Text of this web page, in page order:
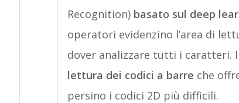
Recognition) basato sul deep
operatori evidenzino l’area di
dover analizzare tutti i caratteri.
lettura dei codici a barre che
persino i codici 2D più difficili.